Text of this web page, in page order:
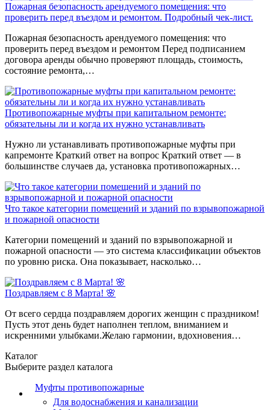
Пожарная безопасность арендуемого помещения: что
проверить перед въездом и ремонтом. Подробный чек-лист.
Пожарная безопасность арендуемого помещения: что
проверить перед въездом и ремонтом Перед подписанием
договора аренды обычно проверяют площадь, стоимость,
состояние ремонта,…
Противопожарные муфты при капитальном ремонте:
обязательны ли и когда их нужно устанавливать
Нужно ли устанавливать противопожарные муфты при
капремонте Краткий ответ на вопрос Краткий ответ — в
большинстве случаев да, установка противопожарных…
Что такое категории помещений и зданий по взрывопожарной
и пожарной опасности
Категории помещений и зданий по взрывопожарной и
пожарной опасности — это система классификации объектов
по уровню риска. Она показывает, насколько…
Поздравляем с 8 Марта! 🌸
От всего сердца поздравляем дорогих женщин с праздником!
Пусть этот день будет наполнен теплом, вниманием и
искренними улыбками.Желаю гармонии, вдохновения…
Каталог
Выберите раздел каталога
Муфты противопожарные
Для водоснабжения и канализации